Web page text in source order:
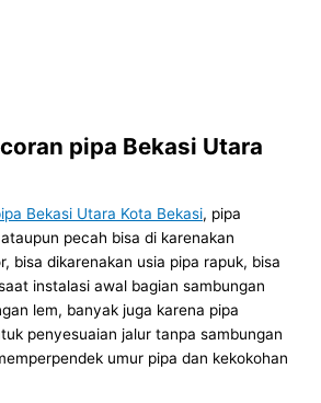
pipa Bekasi Utara
Bekasi Utara Kota Bekasi, pipa
pecah bisa di karenakan
bisa dikarenakan usia pipa rapuk, bisa
instalasi awal bagian sambungan
lem, banyak juga karena pipa
penyesuaian jalur tanpa sambungan
umur pipa dan kekokohan